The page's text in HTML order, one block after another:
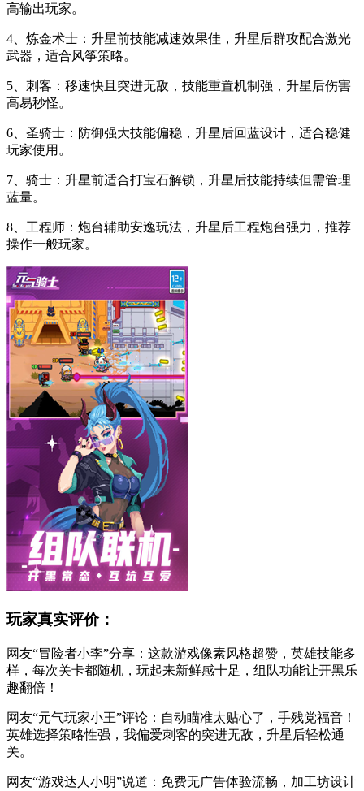
高输出玩家。
4、炼金术士：升星前技能减速效果佳，升星后群攻配合激光
武器，适合风筝策略。
5、刺客：移速快且突进无敌，技能重置机制强，升星后伤害
高易秒怪。
6、圣骑士：防御强大技能偏稳，升星后回蓝设计，适合稳健
玩家使用。
7、骑士：升星前适合打宝石解锁，升星后技能持续但需管理
蓝量。
8、工程师：炮台辅助安逸玩法，升星后工程炮台强力，推荐
操作一般玩家。
玩家真实评价：
网友“冒险者小李”分享：这款游戏像素风格超赞，英雄技能多
样，每次关卡都随机，玩起来新鲜感十足，组队功能让开黑乐
趣翻倍！
网友“元气玩家小王”评论：自动瞄准太贴心了，手残党福音！
英雄选择策略性强，我偏爱刺客的突进无敌，升星后轻松通
关。
网友“游戏达人小明”说道：免费无广告体验流畅，加工坊设计